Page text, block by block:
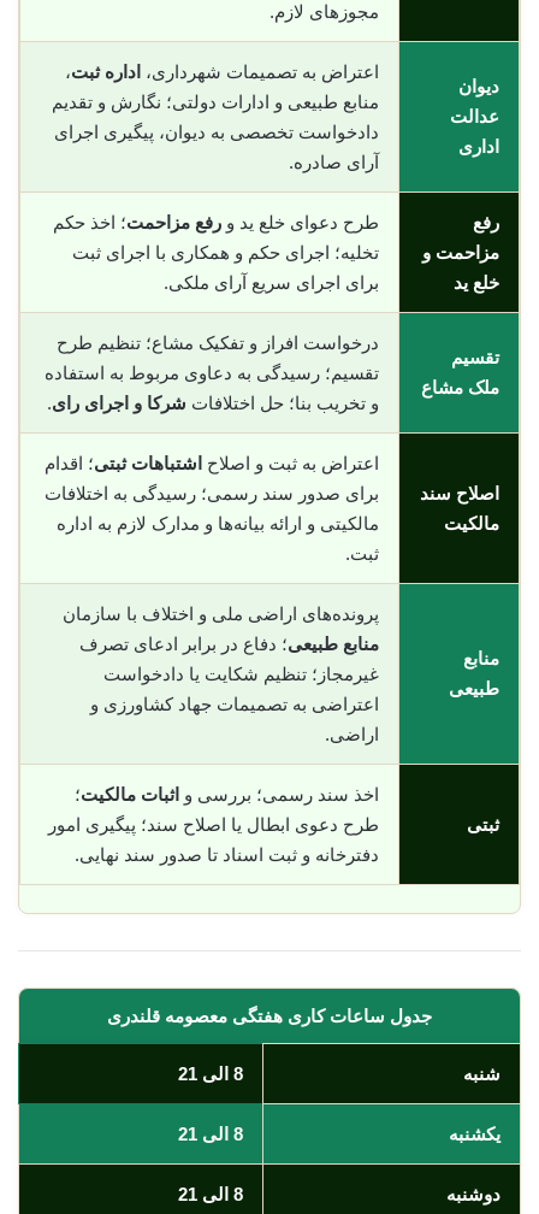
مجوزهای لازم.
دیوان
عدالت
اداری
اعتراض به تصمیمات شهرداری، اداره ثبت،
منابع طبیعی و ادارات دولتی؛ نگارش و تقدیم
دادخواست تخصصی به دیوان، پیگیری اجرای
آرای صادره.
رفع
مزاحمت و
خلع ید
طرح دعوای خلع ید و رفع مزاحمت؛ اخذ حکم
تخلیه؛ اجرای حکم و همکاری با اجرای ثبت
برای اجرای سریع آرای ملکی.
تقسیم
ملک مشاع
درخواست افراز و تفکیک مشاع؛ تنظیم طرح
تقسیم؛ رسیدگی به دعاوی مربوط به استفاده
و تخریب بنا؛ حل اختلافات شرکا و اجرای رای.
اصلاح سند
مالکیت
اعتراض به ثبت و اصلاح اشتباهات ثبتی؛ اقدام
برای صدور سند رسمی؛ رسیدگی به اختلافات
مالکیتی و ارائه بیانه‌ها و مدارک لازم به اداره
ثبت.
منابع
طبیعی
پرونده‌های اراضی ملی و اختلاف با سازمان
منابع طبیعی؛ دفاع در برابر ادعای تصرف
غیرمجاز؛ تنظیم شکایت یا دادخواست
اعتراضی به تصمیمات جهاد کشاورزی و
اراضی.
ثبتی
اخذ سند رسمی؛ بررسی و اثبات مالکیت؛
طرح دعوی ابطال یا اصلاح سند؛ پیگیری امور
دفترخانه و ثبت اسناد تا صدور سند نهایی.
جدول ساعات کاری هفتگی معصومه قلندری
شنبه 8 الی 21
یکشنبه 8 الی 21
دوشنبه 8 الی 21